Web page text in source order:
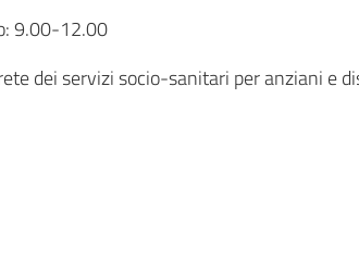
9.00-12.00
dei servizi socio-sanitari per anziani e